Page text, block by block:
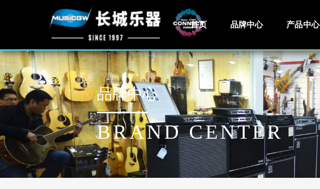
首页 品牌中心 产品中心
品牌中心
BRAND CENTER